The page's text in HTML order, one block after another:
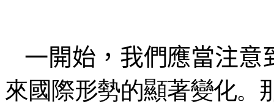
一開始，我們應當注意
來國際形勢的顯著變化。